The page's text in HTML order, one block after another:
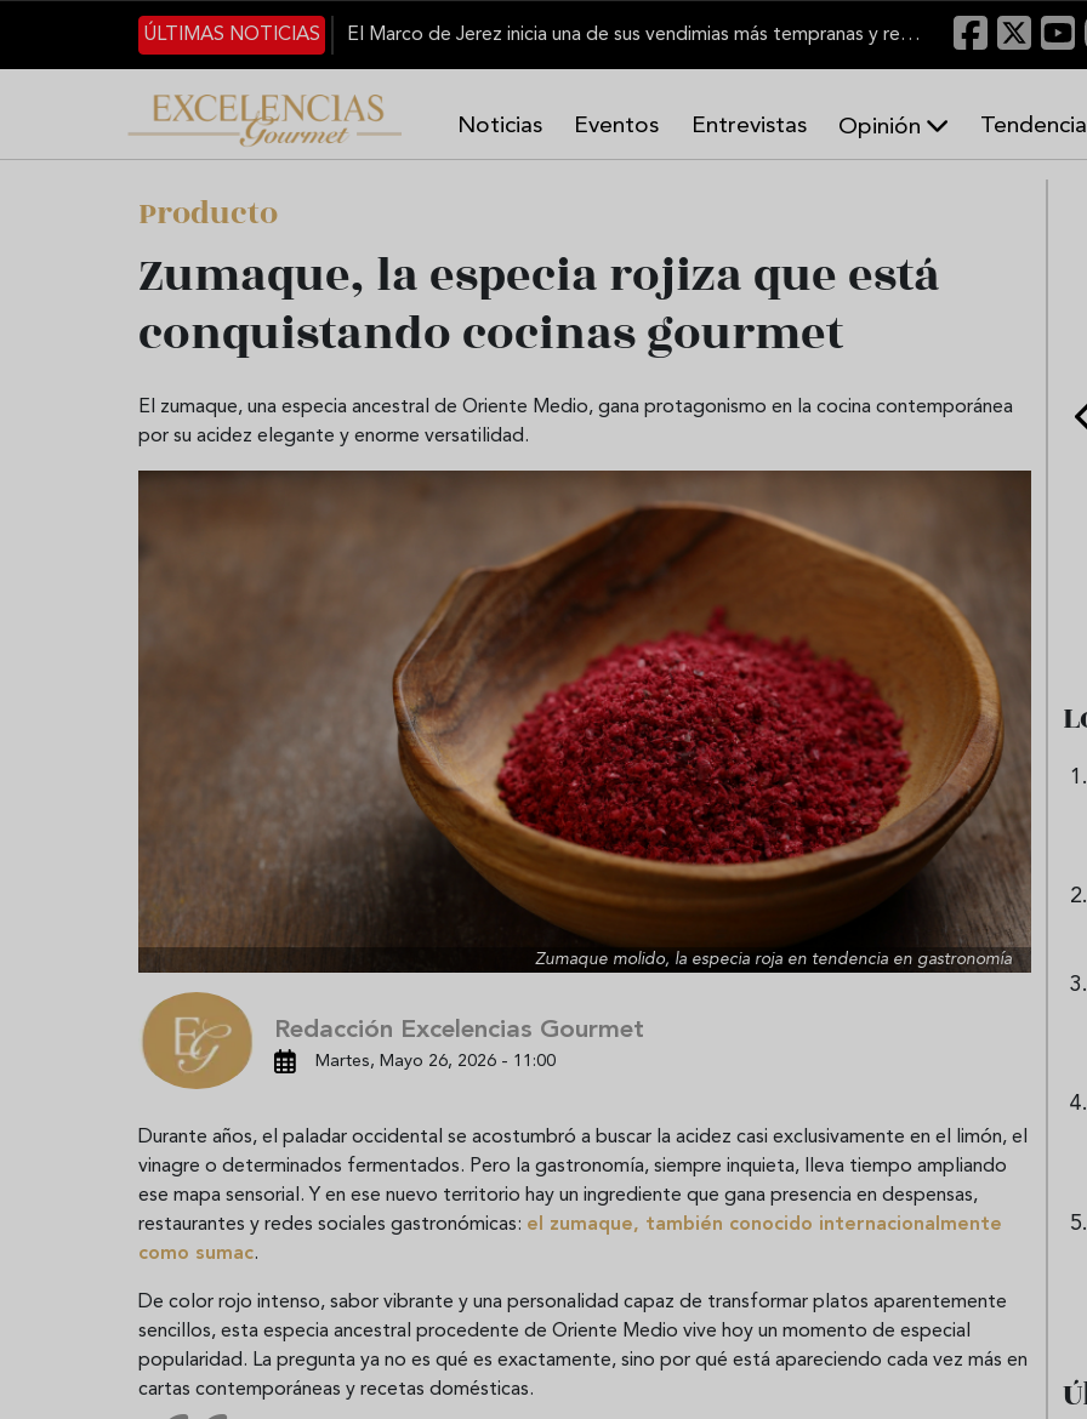
Pasar al contenido principal
ÚLTIMAS NOTICIAS
El Marco de Jerez inicia una de sus vendimias más tempranas y recupera producción
Noticias Eventos Entrevistas Opinión
n
í
Producto
Zumaque, la especia rojiza que está
conquistando cocinas gourmet
El zumaque, una especia ancestral de Oriente Medio, gana protagonismo en la cocina contemporánea
por su acidez elegante y enorme versatilidad.
Zumaque molido, la especia roja en tendencia en gastronomía
Redacción Excelencias Gourmet
Martes, Mayo 26, 2026 - 11:00
Durante años, el paladar occidental se acostumbró a buscar la acidez casi exclusivamente en el limón, el
vinagre o determinados fermentados. Pero la gastronomía, siempre inquieta, lleva tiempo ampliando
ese mapa sensorial. Y en ese nuevo territorio hay un ingrediente que gana presencia en despensas,
restaurantes y redes sociales gastronómicas: el zumaque, también conocido internacionalmente
como sumac.
De color rojo intenso, sabor vibrante y una personalidad capaz de transformar platos aparentemente
sencillos, esta especia ancestral procedente de Oriente Medio vive hoy un momento de especial
popularidad. La pregunta ya no es qué es exactamente, sino por qué está apareciendo cada vez más en
cartas contemporáneas y recetas domésticas.
¿Te cuesta mantenerte
La ensalada italiana que
convierte el pan duro en el
plato más fresco del verano
Sopa fría de sandía: el plato
que querrás repetir todo el
verano